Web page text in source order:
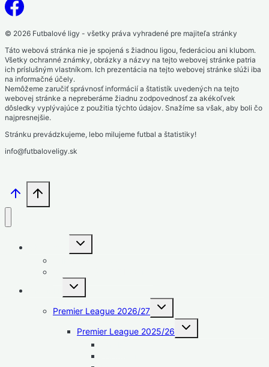
© 2026 Futbalové ligy - všetky práva vyhradené pre majiteľa stránky
Táto webová stránka nie je spojená s žiadnou ligou, federáciou ani klubom.
Všetky ochranné známky, obrázky a názvy na tejto webovej stránke patria
ich príslušným vlastníkom. Ich prezentácia na tejto webovej stránke slúži iba
na informačné účely.
Nemôžeme zaručiť správnosť informácií a štatistík uvedených na tejto
webovej stránke a nepreberáme žiadnu zodpovednosť za akékoľvek
dôsledky vyplývajúce z použitia týchto údajov. Snažíme sa však, aby boli čo
najpresnejšie.
Stránku prevádzkujeme, lebo milujeme futbal a štatistiky!
info@futbaloveligy.sk
Toggle
child
Toggle
child
Premier League 2026/27
Toggle
child
Premier League 2025/26
Toggle
child